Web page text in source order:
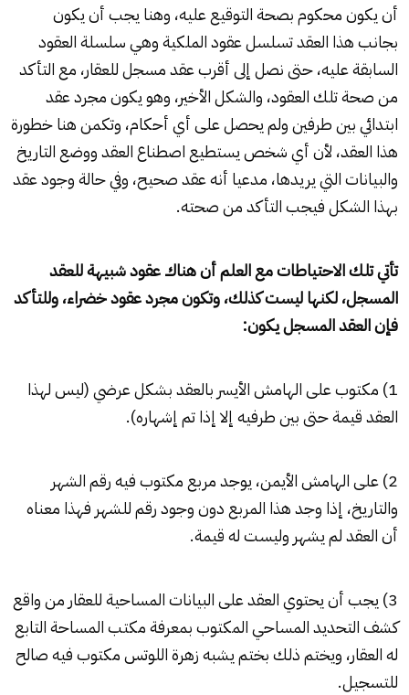
أن يكون محكوم بصحة التوقيع عليه، وهنا يجب أن يكون
بجانب هذا العقد تسلسل عقود الملكية وهي سلسلة العقود
السابقة عليه، حتى نصل إلى أقرب عقد مسجل للعقار، مع التأكد
من صحة تلك العقود، والشكل الأخير، وهو يكون مجرد عقد
ابتدائي بين طرفين ولم يحصل على أي أحكام، وتكمن هنا خطورة
هذا العقد، لأن أي شخص يستطيع اصطناع العقد ووضع التاريخ
والبيانات التي يريدها، مدعيا أنه عقد صحيح، وفي حالة وجود عقد
بهذا الشكل فيجب التأكد من صحته.
تأتي تلك الاحتياطات مع العلم أن هناك عقود شبيهة للعقد
المسجل، لكنها ليست كذلك، وتكون مجرد عقود خضراء، وللتأكد
فإن العقد المسجل يكون:
1) مكتوب على الهامش الأيسر بالعقد بشكل عرضي (ليس لهذا
العقد قيمة حتى بين طرفيه إلا إذا تم إشهاره).
2) على الهامش الأيمن، يوجد مربع مكتوب فيه رقم الشهر
والتاريخ، إذا وجد هذا المربع دون وجود رقم للشهر فهذا معناه
أن العقد لم يشهر وليست له قيمة.
3) يجب أن يحتوي العقد على البيانات المساحية للعقار من واقع
كشف التحديد المساحي المكتوب بمعرفة مكتب المساحة التابع
له العقار، ويختم ذلك بختم يشبه زهرة اللوتس مكتوب فيه صالح
للتسجيل.